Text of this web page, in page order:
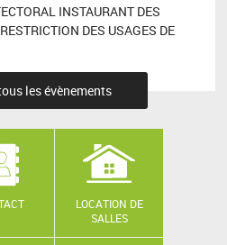
INSTAURANT DES
DES USAGES DE
les évènements
LOCATION DE
SALLES